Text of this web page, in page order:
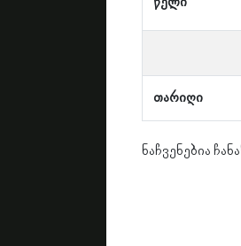
თარიღი
ნაჩვენებია